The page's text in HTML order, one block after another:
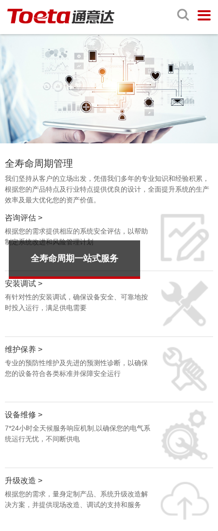
全寿命周期一站式服务
全寿命周期管理
我们坚持从客户的立场出发，凭借我们多年的专业知识和经验积累，
根据您的产品特点及行业特点提供优良的设计，全面提升系统的生产
效率及最大优化您的资产价值。
咨询评估 >
根据您的需求提供相应的系统安全评估，以帮助
制定系统改进和风险管理计划
安装调试 >
有针对性的安装调试，确保设备安全、可靠地按
时投入运行，满足供电需要
维护保养 >
专业的预防性维护及先进的预测性诊断，以确保
您的设备符合各类标准并保障安全运行
设备维修 >
7*24小时全天候服务响应机制,以确保您的电气系
统运行无忧，不间断供电
升级改造 >
根据您的需求，量身定制产品、系统升级改造解
决方案，并提供现场改造、调试的支持和服务